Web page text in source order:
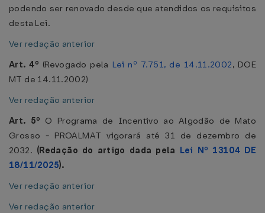
podendo ser renovado desde que atendidos os requisitos
desta Lei.
Ver redação anterior
Art. 4º (Revogado pela Lei nº 7.751, de 14.11.2002, DOE
MT de 14.11.2002)
Ver redação anterior
Art. 5º O Programa de Incentivo ao Algodão de Mato
Grosso - PROALMAT vigorará até 31 de dezembro de
2032. (Redação do artigo dada pela Lei Nº 13104 DE
18/11/2025).
Ver redação anterior
Ver redação anterior